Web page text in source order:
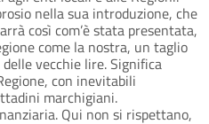
nella sua introduzione, che
così com’è stata presentata,
come la nostra, un taglio
vecchie lire. Significa
con inevitabili
marchigiani.
Qui non si rispettano,